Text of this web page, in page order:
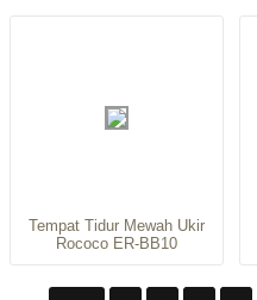
Tempat Tidur Mewah Ukir
Rococo ER-BB10